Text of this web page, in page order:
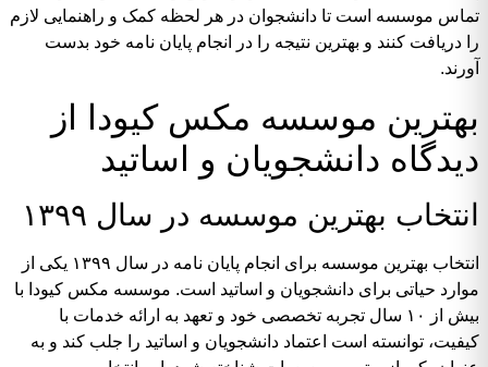
تماس موسسه است تا دانشجوان در هر لحظه کمک و راهنمایی لازم
را دریافت کنند و بهترین نتیجه را در انجام پایان نامه خود بدست
آورند.
بهترین موسسه مکس کیودا از
دیدگاه دانشجویان و اساتید
انتخاب بهترین موسسه در سال ۱۳۹۹
انتخاب بهترین موسسه برای انجام پایان نامه در سال ۱۳۹۹ یکی از
موارد حیاتی برای دانشجویان و اساتید است. موسسه مکس کیودا با
بیش از ۱۰ سال تجربه تخصصی خود و تعهد به ارائه خدمات با
کیفیت، توانسته است اعتماد دانشجویان و اساتید را جلب کند و به